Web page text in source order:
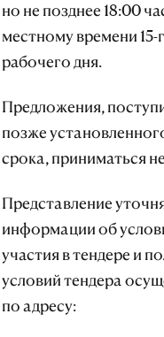
но не позднее 18:00
местному времени 15-
рабочего дня.
Предложения,
позже
срока, приниматься
Представление
информации об
участия в тендере и
условий тендера
по адресу: